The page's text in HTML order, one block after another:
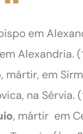
em
em Alexandria.
, mártir, em
na Sérvia.
, mártir em